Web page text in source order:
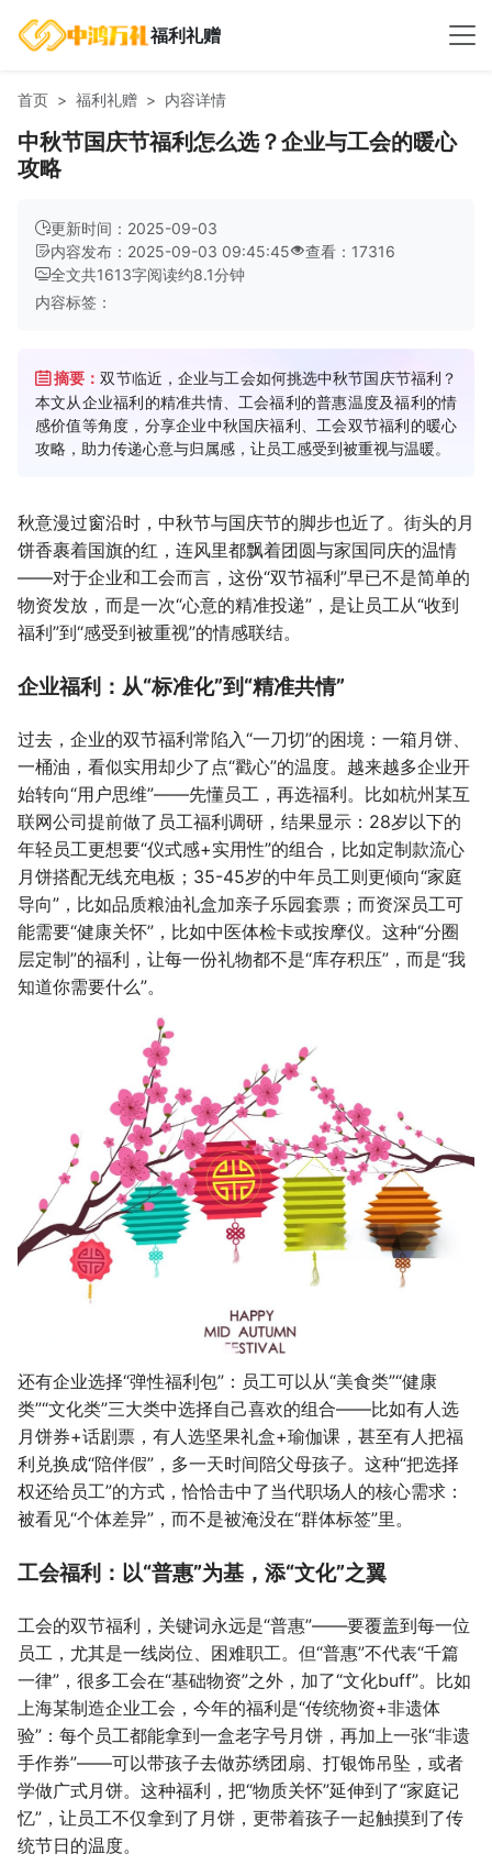
福利礼赠
首页 福利礼赠 内容详情
中秋节国庆节福利怎么选？企业与工会的暖心
攻略
更新时间：2025-09-03
内容发布：2025-09-03 09:45:45
查看：17316
全文共1613字阅读约8.1分钟
内容标签：
摘要：双节临近，企业与工会如何挑选中秋节国庆节福利？
本文从企业福利的精准共情、工会福利的普惠温度及福利的情
感价值等角度，分享企业中秋国庆福利、工会双节福利的暖心
攻略，助力传递心意与归属感，让员工感受到被重视与温暖。
秋意漫过窗沿时，中秋节与国庆节的脚步也近了。街头的月
饼香裹着国旗的红，连风里都飘着团圆与家国同庆的温情
——对于企业和工会而言，这份“双节福利”早已不是简单的
物资发放，而是一次“心意的精准投递”，是让员工从“收到
福利”到“感受到被重视”的情感联结。
企业福利：从“标准化”到“精准共情”
过去，企业的双节福利常陷入“一刀切”的困境：一箱月饼、
一桶油，看似实用却少了点“戳心”的温度。越来越多企业开
始转向“用户思维”——先懂员工，再选福利。比如杭州某互
联网公司提前做了员工福利调研，结果显示：28岁以下的
年轻员工更想要“仪式感+实用性”的组合，比如定制款流心
月饼搭配无线充电板；35-45岁的中年员工则更倾向“家庭
导向”，比如品质粮油礼盒加亲子乐园套票；而资深员工可
能需要“健康关怀”，比如中医体检卡或按摩仪。这种“分圈
层定制”的福利，让每一份礼物都不是“库存积压”，而是“我
知道你需要什么”。
还有企业选择“弹性福利包”：员工可以从“美食类”“健康
类”“文化类”三大类中选择自己喜欢的组合——比如有人选
月饼券+话剧票，有人选坚果礼盒+瑜伽课，甚至有人把福
利兑换成“陪伴假”，多一天时间陪父母孩子。这种“把选择
权还给员工”的方式，恰恰击中了当代职场人的核心需求：
被看见“个体差异”，而不是被淹没在“群体标签”里。
工会福利：以“普惠”为基，添“文化”之翼
工会的双节福利，关键词永远是“普惠”——要覆盖到每一位
员工，尤其是一线岗位、困难职工。但“普惠”不代表“千篇
一律”，很多工会在“基础物资”之外，加了“文化buff”。比如
上海某制造企业工会，今年的福利是“传统物资+非遗体
验”：每个员工都能拿到一盒老字号月饼，再加上一张“非遗
手作券”——可以带孩子去做苏绣团扇、打银饰吊坠，或者
学做广式月饼。这种福利，把“物质关怀”延伸到了“家庭记
忆”，让员工不仅拿到了月饼，更带着孩子一起触摸到了传
统节日的温度。